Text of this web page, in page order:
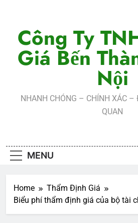
contentCông Ty
Giá Bến
Nội
NHANH CHÓNG – CHÍNH XÁC
QUAN
MENU
Home
Thẩm Định Giá
Biểu phí thẩm định giá của bộ tài